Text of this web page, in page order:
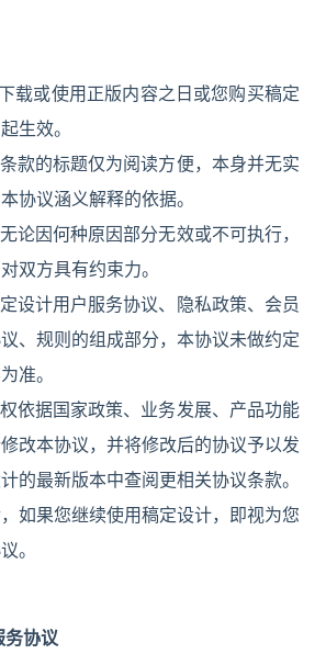
载或使用正版内容之日或您购买稿定
生效。
款的标题仅为阅读方便，本身并无实
协议涵义解释的依据。
因何种原因部分无效或不可执行，
双方具有约束力。
设计用户服务协议、隐私政策、会员
、规则的组成部分，本协议未做约定
准。
依据国家政策、业务发展、产品功能
改本协议，并将修改后的协议予以发
的最新版本中查阅更相关协议条款。
如果您继续使用稿定设计，即视为您
。
务协议